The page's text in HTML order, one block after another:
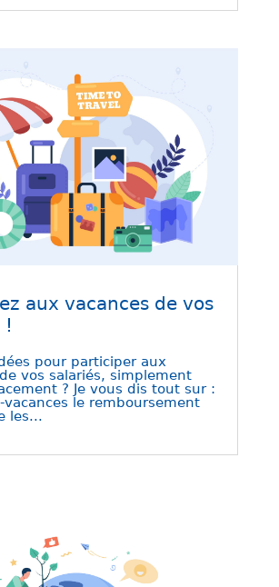
aux vacances de vos
!
pour participer aux
vos salariés, simplement
? Je vous dis tout sur :
vacances le remboursement
les...